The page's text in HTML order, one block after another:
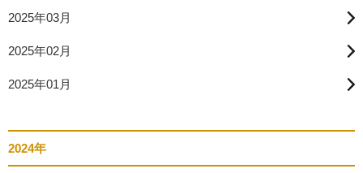
2025年03月
2025年02月
2025年01月
2024年